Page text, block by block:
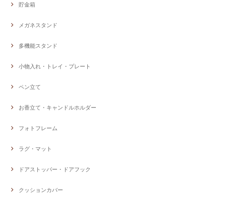
貯金箱
メガネスタンド
多機能スタンド
小物入れ・トレイ・プレート
ペン立て
お香立て・キャンドルホルダー
フォトフレーム
ラグ・マット
ドアストッパー・ドアフック
クッションカバー